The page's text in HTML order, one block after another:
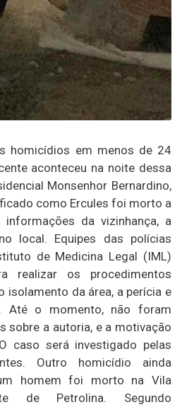
homicídios em menos de 24
aconteceu na noite dessa
Monsenhor Bernardino,
como Ercules foi morto a
da vizinhança, a
local. Equipes das polícias
de Medicina Legal (IML)
realizar os procedimentos
isolamento da área, a perícia e
Até o momento, não foram
sobre a autoria, e a motivação
caso será investigado pelas
Outro homicídio ainda
homem foi morto na Vila
de Petrolina. Segundo